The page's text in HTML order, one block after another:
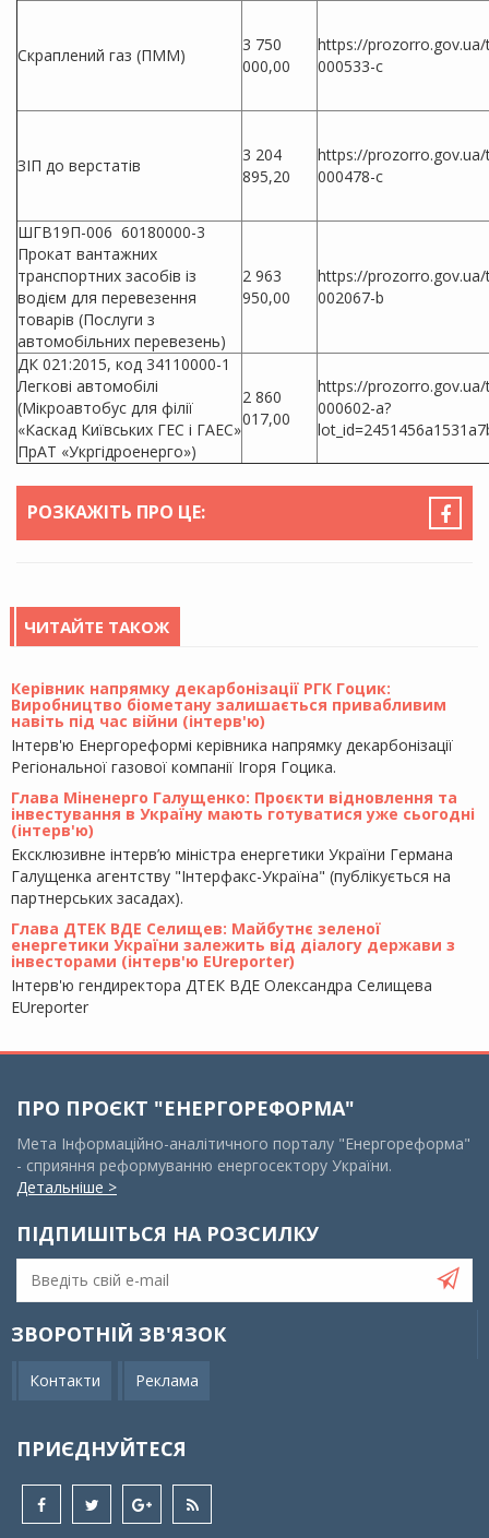
Скраплений газ (ПММ)
3 750
000,00
https://
000533-c
ЗІП до верстатів
3 204
895,20
https://
000478-c
ШГВ19П-006 60180000-3
Прокат вантажних
транспортних засобів із
водієм для перевезення
товарів (Послуги з
автомобільних перевезень)
2 963
950,00
https://
002067-b
ДК 021:2015, код 34110000-1
Легкові автомобілі
(Мікроавтобус для філії
«Каскад Київських ГЕС і ГАЕС»
ПрАТ «Укргідроенерго»)
2 860
017,00
https://
000602-a?
РОЗКАЖІТЬ ПРО ЦЕ:
ЧИТАЙТЕ ТАКОЖ
Керівник напрямку декарбонізації РГК Гоцик:
Виробництво біометану залишається привабливим
навіть під час війни (інтерв'ю)
Інтерв'ю Енергореформі керівника напрямку декарбонізації
Регіональної газової компанії Ігоря Гоцика.
Глава Міненерго Галущенко: Проєкти відновлення та
інвестування в Україну мають готуватися уже сьогодні
(інтерв'ю)
Ексклюзивне інтерв’ю міністра енергетики України Германа
Галущенка агентству "Інтерфакс-Україна" (публікується на
партнерських засадах).
Глава ДТЕК ВДЕ Селищев: Майбутнє зеленої
енергетики України залежить від діалогу держави з
інвесторами (інтерв'ю EUreporter)
Інтерв'ю гендиректора ДТЕК ВДЕ Олександра Селищева
EUreporter
ПРО ПРОЄКТ "ЕНЕРГОРЕФОРМА"
Мета Інформаційно-аналітичного порталу "Енергореформа"
- сприяння реформуванню енергосектору України.
Детальніше >
ПІДПИШІТЬСЯ НА РОЗСИЛКУ
ЗВОРОТНІЙ ЗВ'ЯЗОК
Контакти Реклама
ПРИЄДНУЙТЕСЯ